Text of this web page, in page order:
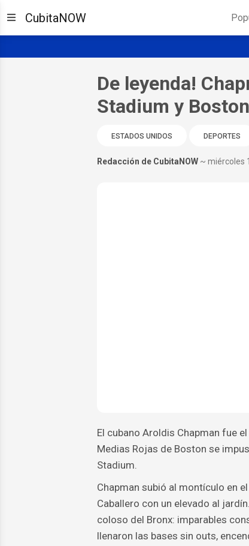
CubitaNOW
De leyenda!
Stadium y
ESTADOS UNIDOS DEPORTES
Redacción de CubitaNOW ~ miércoles
El cubano Aroldis Chapman fue
Medias Rojas de Boston se
Stadium.
Chapman subió al montículo en
Caballero con un elevado al
coloso del Bronx: imparables
llenaron las bases sin outs,